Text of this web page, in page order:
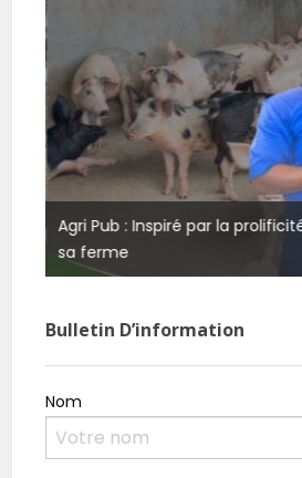
Agri Pub : Inspiré par la
sa ferme
Bulletin D’information
Nom